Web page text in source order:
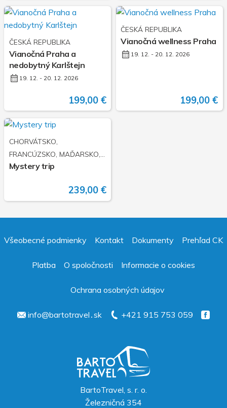
ČESKÁ REPUBLIKA
Vianočná Praha a
nedobytný Karlštejn
19. 12. - 20. 12. 2026
199,00 €
ČESKÁ REPUBLIKA
Vianočná wellness Praha
19. 12. - 20. 12. 2026
199,00 €
CHORVÁTSKO,
FRANCÚZSKO, MAĎARSKO,
NEMECKO, POĽSKO,
Mystery trip
239,00 €
BartoTravel, s. r. o.
Železničná 354
Všeobecné podmienky Kontakt Dokumenty Prehľad CK
Platba O spoločnosti Informacie o cookies
Ochrana osobných údajov
info@bartotravel․sk +421 915 753 059